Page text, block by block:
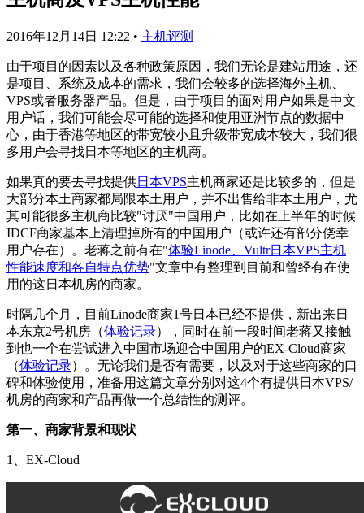
2016年12月14日 12:22 • 主机评测
由于项目的因素以及各种政策原因，我们无论是建站用途，还
是项目、系统及成本的需求，我们会较多的选择海外主机、
VPS或者服务器产品。但是，由于项目的面对用户如果是中文
用户话，我们可能会尽可能的选择和使用亚洲节点的数据中
心，由于香港等地区的带宽较小且升级带宽成本较大，我们很
多用户会寻找日本等地区的主机商。
如果真的要去寻找提供日本VPS主机商家还是比较多的，但是
大部分本土商家都局限本土用户，并不出售给非本土用户，尤
其可能很多主机商比较"讨厌"中国用户，比如在上半年的时候
IDCF商家基本上清理掉所有的中国用户（或许还有部分侥幸
用户存在）。老蒋之前有在"体验Linode、Vultr日本VPS主机
性能速度和各自特点优势"文章中有整理到目前和曾经有在使
用的这日本机房的商家。
时隔几个月，目前Linode商家1号日本已经不提供，新出来日
本东京2号机房（体验记录），同时在前一段时间老蒋又接触
到也一个在尝试进入中国市场迎合中国用户的EX-Cloud商家
（体验记录）。无论我们是否有需要，以及对于这些商家的口
碑和体验使用，准备用这篇文章分别对这4个有提供日本VPS/
机房的商家和产品再做一个总结性的测评。
第一、商家背景和现状
1、EX-Cloud